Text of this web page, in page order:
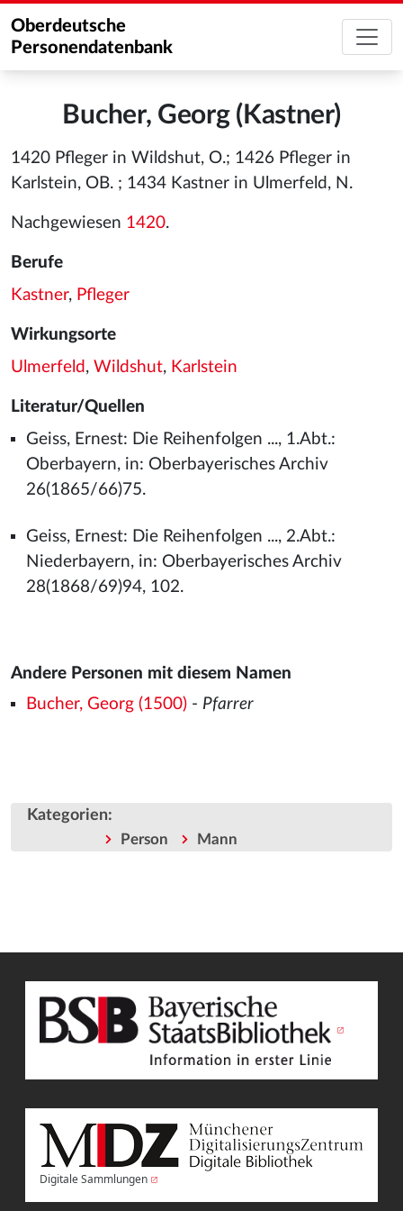
Oberdeutsche
Personendatenbank
Bucher, Georg (Kastner)
1420 Pfleger in Wildshut, O.; 1426 Pfleger in
Karlstein, OB. ; 1434 Kastner in Ulmerfeld, N.
Nachgewiesen 1420.
Berufe
Kastner, Pfleger
Wirkungsorte
Ulmerfeld , Wildshut, Karlstein
Literatur/Quellen
Geiss, Ernest: Die Reihenfolgen ..., 1.Abt.:
Oberbayern, in: Oberbayerisches Archiv
26(1865/66)75.
Geiss, Ernest: Die Reihenfolgen ..., 2.Abt.:
Niederbayern, in: Oberbayerisches Archiv
28(1868/69)94, 102.
Andere Personen mit diesem Namen
Bucher, Georg (1500)- Pfarrer
Kategorien:
Person Mann
Digitale Sammlungen